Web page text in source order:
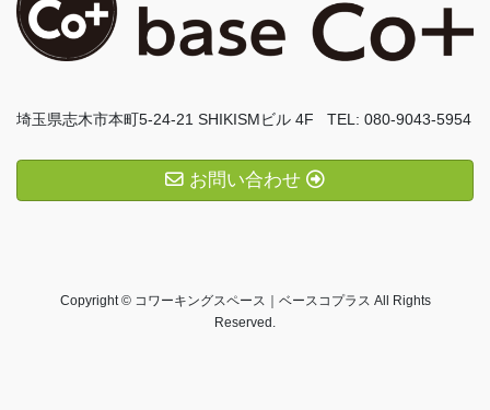
埼玉県志木市本町5-24-21 SHIKISMビル 4F TEL: 080-9043-5954
お問い合わせ
Copyright © コワーキングスペース｜ベースコプラス All Rights
Reserved.